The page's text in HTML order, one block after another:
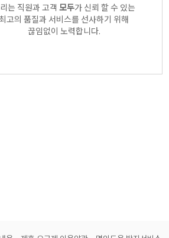
는 직원과 고객 모두가 신뢰 할 수 있는
고의 품질과 서비스를 선사하기 위해
끊임없이 노력합니다.